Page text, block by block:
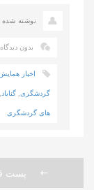
نوشته
بدون دیدگاه
اخبار
گردشگری گناباد
های گردشگری
پست